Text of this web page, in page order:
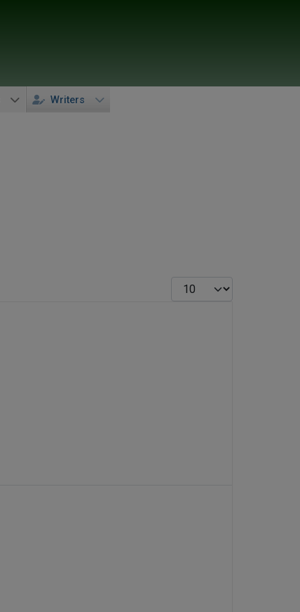
Writers
Display #